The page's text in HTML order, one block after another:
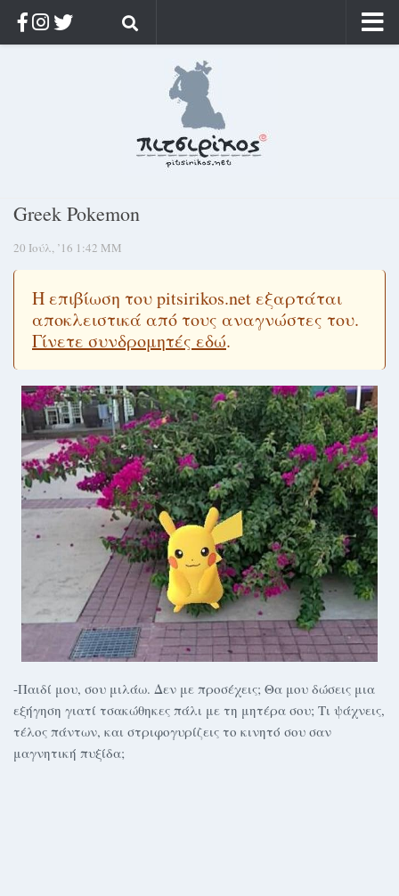
Στοχασμοί & αποφθέγματα
Διαφήμιση
Μόνο για συνδρομητές
Log in
Greek Pokemon
20 Ιούλ, ’16 1:42 ΜΜ
Η επιβίωση του pitsirikos.net εξαρτάται
αποκλειστικά από τους αναγνώστες του.
Γίνετε συνδρομητές εδώ.
-Παιδί μου, σου μιλάω. Δεν με προσέχεις; Θα μου δώσεις μια
εξήγηση γιατί τσακώθηκες πάλι με τη μητέρα σου; Τι ψάχνεις,
τέλος πάντων, και στριφογυρίζεις το κινητό σου σαν
μαγνητική πυξίδα;